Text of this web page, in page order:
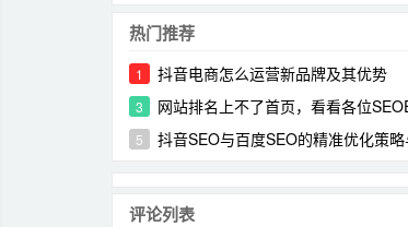
热门推荐
1 抖音电商怎么运营新品牌及其优势
3 网站排名上不了首页，看看各位
5 抖音SEO与百度SEO的精准优化策
评论列表